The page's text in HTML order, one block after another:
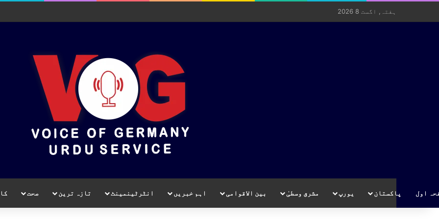
ہفتہ, اگست 8 2026
اول پاکستان یورپ مشرق وسطیٰ بین الاقوامی اہم خبریں انٹرٹینمینٹ تازہ ترین صحت